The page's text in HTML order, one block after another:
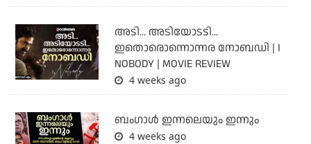
അടി... അടിയോടടി...
ഇതൊരൊന്നൊന്നര നോബഡി | I
NOBODY | MOVIE REVIEW
4 weeks ago
ബംഗാള്‍ ഇന്നലെയും ഇന്നും
4 weeks ago